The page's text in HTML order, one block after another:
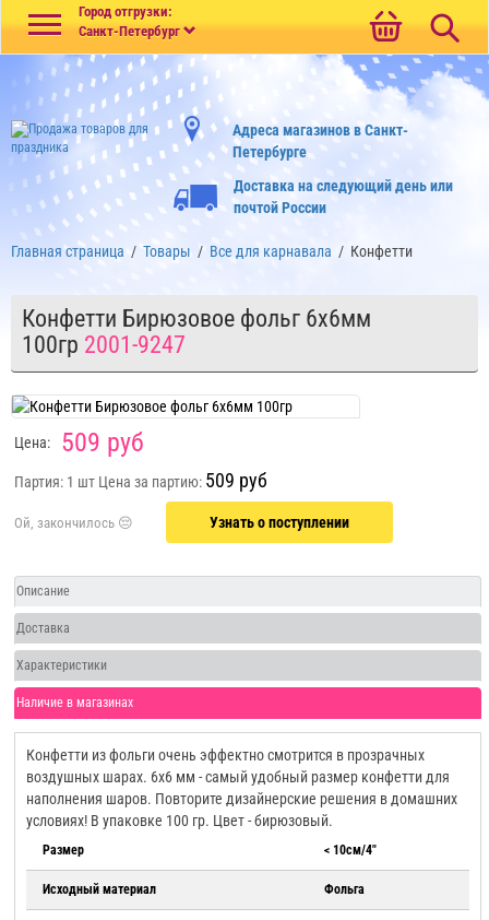
Город отгрузки:
Санкт-Петербург
Адреса магазинов в Санкт-
Петербурге
Доставка на следующий день или
почтой России
Главная страница / Товары / Все для карнавала / Конфетти
Конфетти Бирюзовое фольг 6х6мм
100гр 2001-9247
Цена: 509 руб
Партия: 1 шт Цена за партию: 509 руб
Узнать о поступлении
Описание
Доставка
Характеристики
Наличие в магазинах
Конфетти из фольги очень эффектно смотрится в прозрачных
воздушных шарах. 6х6 мм - самый удобный размер конфетти для
наполнения шаров. Повторите дизайнерские решения в домашних
условиях! В упаковке 100 гр. Цвет - бирюзовый.
Размер < 10см/4"
Исходный материал Фольга